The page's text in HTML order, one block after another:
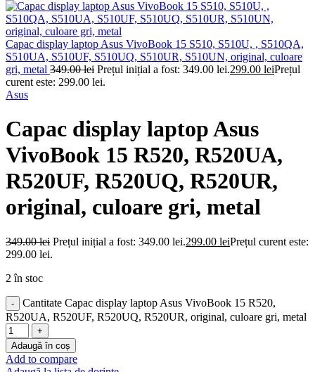
Capac display laptop Asus VivoBook 15 S510, S510U, , S510QA,
S510UA, S510UF, S510UQ, S510UR, S510UN, original, culoare
gri, metal 349.00lei Prețul inițial a fost: 349.00 lei.299.00 leiPrețul
curent este: 299.00 lei.
Asus
Capac display laptop Asus
VivoBook 15 R520, R520UA,
R520UF, R520UQ, R520UR,
original, culoare gri, metal
349.00lei Prețul inițial a fost: 349.00 lei.299.00 leiPrețul curent este:
299.00 lei.
2 în stoc
Cantitate Capac display laptop Asus VivoBook 15 R520,
R520UA, R520UF, R520UQ, R520UR, original, culoare gri, metal
Adaugă în coș
Add to compare